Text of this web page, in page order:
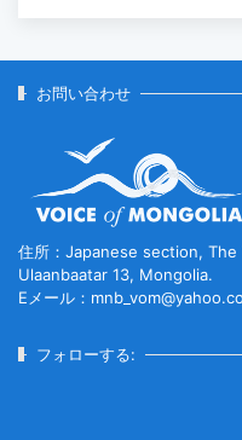
お問い合わせ
住所：Japanese section,
Ulaanbaatar 13, Mongolia.
Eメール：
フォローする: